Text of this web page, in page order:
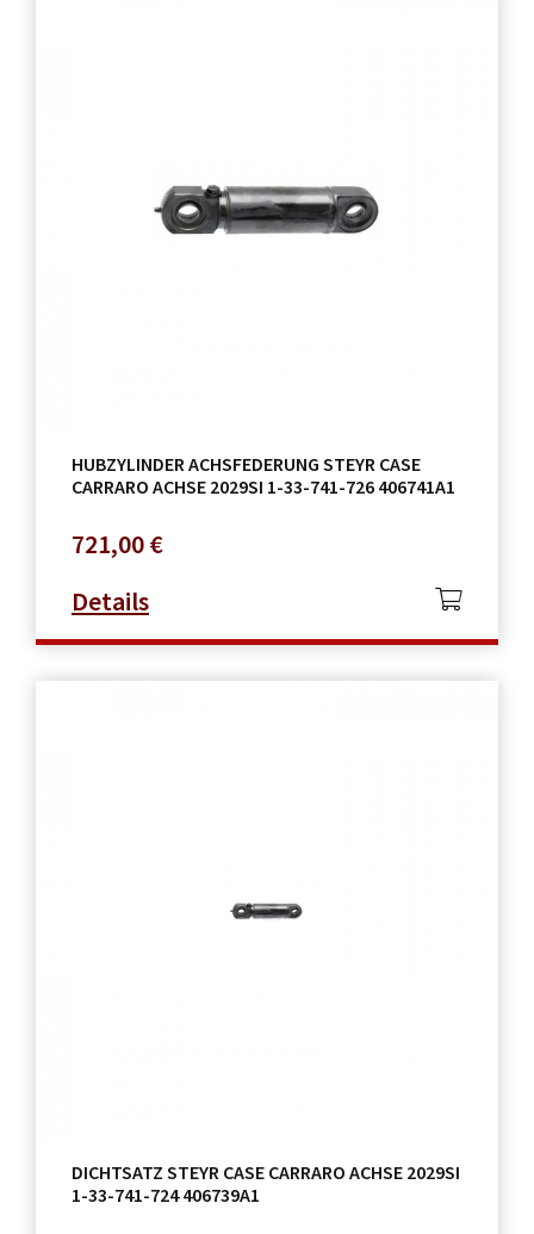
HUBZYLINDER ACHSFEDERUNG STEYR CASE
CARRARO ACHSE 2029SI 1-33-741-726 406741A1
721,00€
Details
DICHTSATZ STEYR CASE CARRARO ACHSE 2029SI
1-33-741-724 406739A1